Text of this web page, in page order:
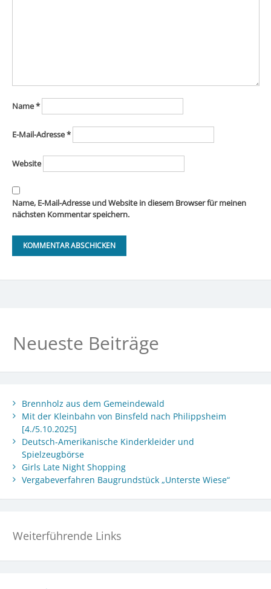
Name*
E-Mail-Adresse*
Website
Name, E-Mail-Adresse und Website in diesem Browser für meinen
nächsten Kommentar speichern.
Neueste Beiträge
Brennholz aus dem Gemeindewald
Mit der Kleinbahn von Binsfeld nach Philippsheim
[4./5.10.2025]
Deutsch-Amerikanische Kinderkleider und
Spielzeugbörse
Girls Late Night Shopping
Vergabeverfahren Baugrundstück „Unterste Wiese“
Weiterführende Links